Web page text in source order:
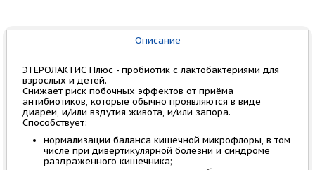
Описание
ЭТЕРОЛАКТИС Плюс - пробиотик с лактобактериями для
взрослых и детей.
Снижает риск побочных эффектов от приёма
антибиотиков, которые обычно проявляются в виде
диареи, и/или вздутия живота, и/или запора.
Способствует:
нормализации баланса кишечной микрофлоры, в том
числе при дивертикулярной болезни и синдроме
раздраженного кишечника;